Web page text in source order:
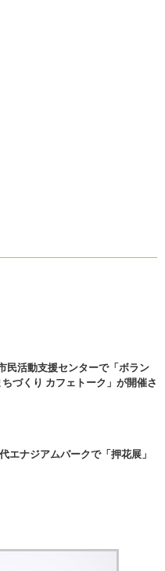
民活動支援センターで「ボラン
づくり カフェトーク」が開催さ
エナジアムパークで「押花展」